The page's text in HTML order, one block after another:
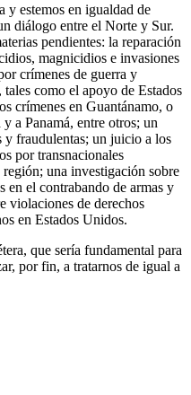
y estemos en igualdad de
diálogo entre el Norte y Sur.
pendientes: la reparación
magnicidios e invasiones
crímenes de guerra y
como el apoyo de Estados
crímenes en Guantánamo, o
a Panamá, entre otros; un
y fraudulentas; un juicio a los
por transnacionales
región; una investigación sobre
en el contrabando de armas y
violaciones de derechos
en Estados Unidos.
que sería fundamental para
por fin, a tratarnos de igual a